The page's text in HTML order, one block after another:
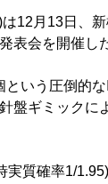
12月13日、
表会を開催し
いう圧倒的
盤ギミック
質確率1/